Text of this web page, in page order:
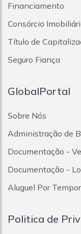
Financiamento
Consórcio
Título de
Seguro Fiança
GlobalPortal
Sobre Nós
Administração de
Documentação -
Documentação -
Aluguel Por
Politica de